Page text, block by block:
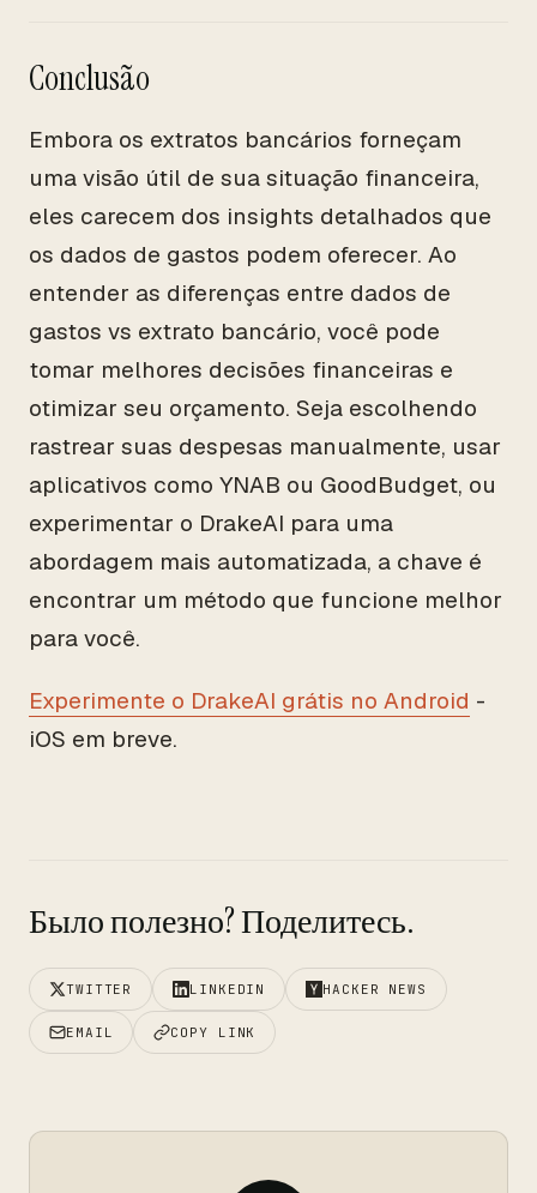
Conclusão
Embora os extratos bancários forneçam
uma visão útil de sua situação financeira,
eles carecem dos insights detalhados que
os dados de gastos podem oferecer. Ao
entender as diferenças entre dados de
gastos vs extrato bancário, você pode
tomar melhores decisões financeiras e
otimizar seu orçamento. Seja escolhendo
rastrear suas despesas manualmente, usar
aplicativos como YNAB ou GoodBudget, ou
experimentar o DrakeAI para uma
abordagem mais automatizada, a chave é
encontrar um método que funcione melhor
para você.
Experimente o DrakeAI grátis no Android -
iOS em breve.
Было полезно? Поделитесь.
TWITTER LINKEDIN HACKER NEWS
EMAIL COPY LINK